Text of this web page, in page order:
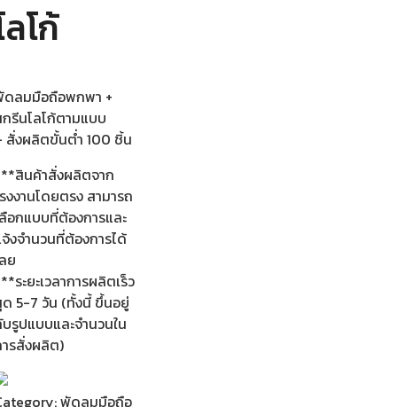
ลโก้
ลมมือถือพกพา +
รีนโลโก้ตามแบบ
สั่งผลิตขั้นต่ำ 100 ชิ้น
สินค้าสั่งผลิตจาก
งงานโดยตรง สามารถ
อกแบบที่ต้องการและ
งจำนวนที่ต้องการได้
ย
ระยะเวลาการผลิตเร็ว
5-7 วัน (ทั้งนี้ ขึ้นอยู่
รูปแบบและจำนวนใน
รสั่งผลิต)
พัดลมมือถือ